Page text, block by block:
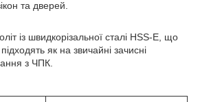
та дверей.
із швидкорізальної сталі HSS-E, що
як на звичайні зачисні
з ЧПК.